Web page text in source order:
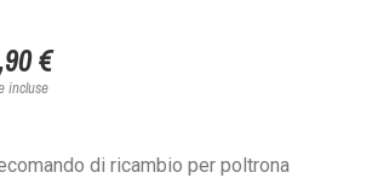
€
incluse
di ricambio per poltrona